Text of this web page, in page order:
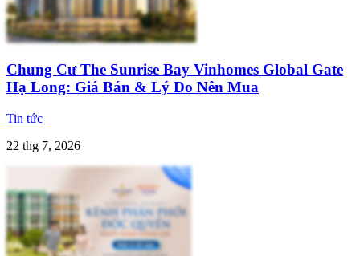
Chung Cư The Sunrise Bay Vinhomes Global Gate
Hạ Long: Giá Bán & Lý Do Nên Mua
Tin tức
22 thg 7, 2026